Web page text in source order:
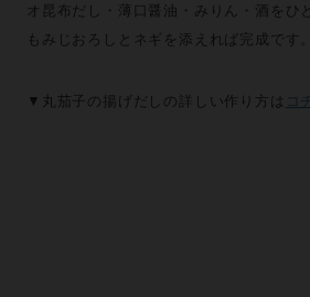
オ昆布だし・薄口醤油・みりん・酒をひ
もみじおろしとネギを添えれば完成です。
▼丸茄子の揚げだしの詳しい作り方は コ